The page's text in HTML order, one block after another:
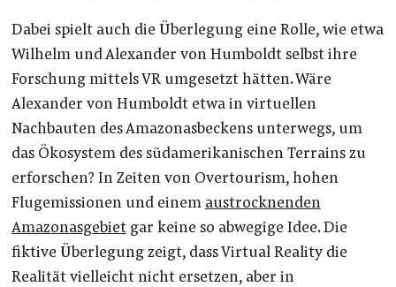
Dabei spielt auch die Überlegung eine Rolle, wie etwa
Wilhelm und Alexander von Humboldt selbst ihre
Forschung mittels VR umgesetzt hätten. Wäre
Alexander von Humboldt etwa in virtuellen
Nachbauten des Amazonasbeckens unterwegs, um
das Ökosystem des südamerikanischen Terrains zu
erforschen? In Zeiten von Overtourism, hohen
Flugemissionen und einem austrocknenden
Amazonasgebietgar keine so abwegige Idee. Die
fiktive Überlegung zeigt, dass Virtual Reality die
Realität vielleicht nicht ersetzen, aber in